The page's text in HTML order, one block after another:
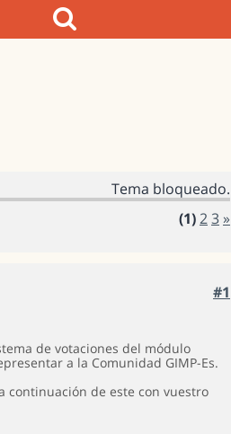
Tema bloqueado.
(1)23 »
#1
de votaciones del módulo
a la Comunidad GIMP-Es.
continuación de este con vuestro